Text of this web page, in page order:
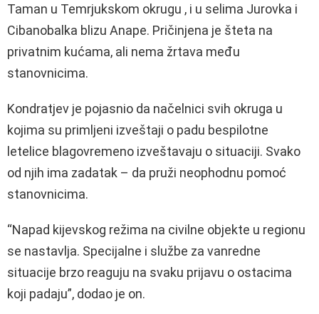
Taman u Temrjukskom okrugu , i u selima Jurovka i
Cibanobalka blizu Anape. Pričinjena je šteta na
privatnim kućama, ali nema žrtava među
stanovnicima.
Kondratjev je pojasnio da načelnici svih okruga u
kojima su primljeni izveštaji o padu bespilotne
letelice blagovremeno izveštavaju o situaciji. Svako
od njih ima zadatak – da pruži neophodnu pomoć
stanovnicima.
“Napad kijevskog režima na civilne objekte u regionu
se nastavlja. Specijalne i službe za vanredne
situacije brzo reaguju na svaku prijavu o ostacima
koji padaju”, dodao je on.